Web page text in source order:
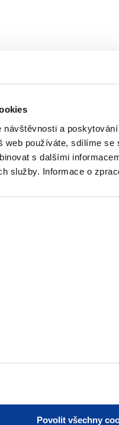
návštěvnosti a
web používáte, sdílíme
s dalšími
služby. Informace o
Povolit všechny
financí České republiky 2024